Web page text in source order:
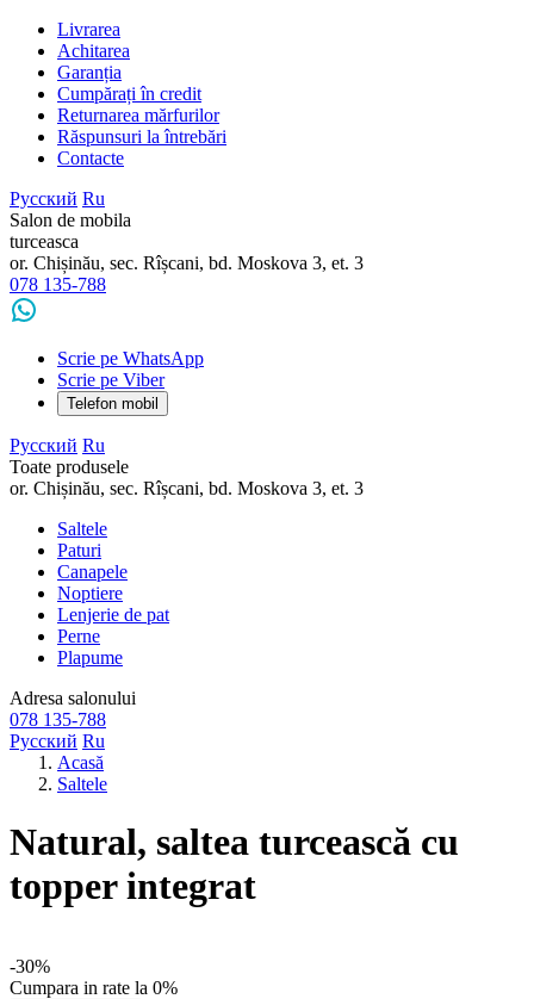
Livrarea
Achitarea
Garanția
Cumpărați în credit
Returnarea mărfurilor
Răspunsuri la întrebări
Contacte
Русский Ru
Salon de mobila
turceasca
or. Chișinău, sec. Rîșcani, bd. Moskova 3, et. 3
078 135-788
Scrie pe WhatsApp
Scrie pe Viber
Telefon mobil
Русский Ru
Toate produsele
or. Chișinău, sec. Rîșcani, bd. Moskova 3, et. 3
Saltele
Paturi
Canapele
Noptiere
Lenjerie de pat
Perne
Plapume
Adresa salonului
078 135-788
Русский Ru
Acasă
Saltele
Natural, saltea turcească cu
topper integrat
-30%
Cumpara in rate la 0%